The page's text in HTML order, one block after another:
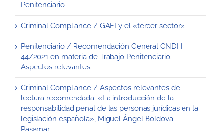
Penitenciario
Criminal Compliance / GAFI y el «tercer sector»
Penitenciario / Recomendación General CNDH
44/2021 en materia de Trabajo Penitenciario.
Aspectos relevantes.
Criminal Compliance / Aspectos relevantes de
lectura recomendada: «La introducción de la
responsabilidad penal de las personas jurídicas en la
legislación española», Miguel Ángel Boldova
Pasamar.